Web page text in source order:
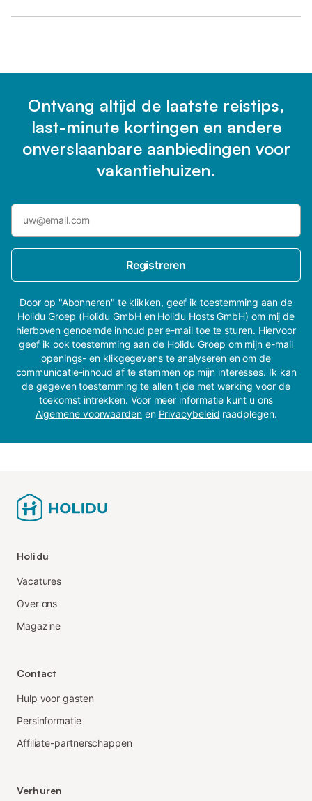
Ontvang altijd de laatste reistips,
last-minute kortingen en andere
onverslaanbare aanbiedingen voor
vakantiehuizen.
Registreren
Door op "Abonneren" te klikken, geef ik toestemming aan de
Holidu Groep (Holidu GmbH en Holidu Hosts GmbH) om mij de
hierboven genoemde inhoud per e-mail toe te sturen. Hiervoor
geef ik ook toestemming aan de Holidu Groep om mijn e-mail
openings- en klikgegevens te analyseren en om de
communicatie-inhoud af te stemmen op mijn interesses. Ik kan
de gegeven toestemming te allen tijde met werking voor de
toekomst intrekken. Voor meer informatie kunt u ons
Algemene voorwaardenen Privacybeleid raadplegen.
Holidu
Vacatures
Over ons
Magazine
Contact
Hulp voor gasten
Persinformatie
Affiliate-partnerschappen
Verhuren